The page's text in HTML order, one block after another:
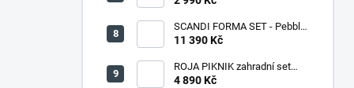
SCANDI FORMA SET - Pebble
grey/Soft biege
11 390 Kč
ROJA PIKNIK zahradní set
dřevěný - 160 cm - lakovaný
4 890 Kč